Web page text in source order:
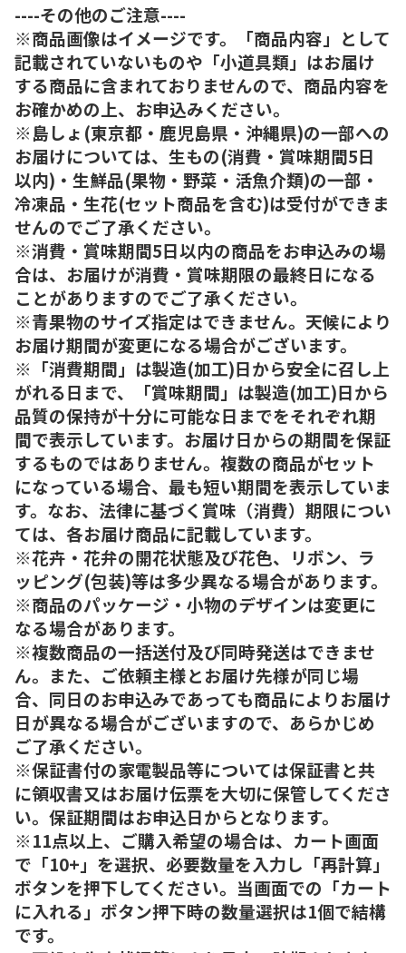
----その他のご注意----
※商品画像はイメージです。「商品内容」として
記載されていないものや「小道具類」はお届け
する商品に含まれておりませんので、商品内容を
お確かめの上、お申込みください。
※島しょ(東京都・鹿児島県・沖縄県)の一部への
お届けについては、生もの(消費・賞味期間5日
以内)・生鮮品(果物・野菜・活魚介類)の一部・
冷凍品・生花(セット商品を含む)は受付ができま
せんのでご了承ください。
※消費・賞味期間5日以内の商品をお申込みの場
合は、お届けが消費・賞味期限の最終日になる
ことがありますのでご了承ください。
※青果物のサイズ指定はできません。天候により
お届け期間が変更になる場合がございます。
※「消費期間」は製造(加工)日から安全に召し上
がれる日まで、「賞味期間」は製造(加工)日から
品質の保持が十分に可能な日までをそれぞれ期
間で表示しています。お届け日からの期間を保証
するものではありません。複数の商品がセット
になっている場合、最も短い期間を表示していま
す。なお、法律に基づく賞味（消費）期限につい
ては、各お届け商品に記載しています。
※花卉・花弁の開花状態及び花色、リボン、ラ
ッピング(包装)等は多少異なる場合があります。
※商品のパッケージ・小物のデザインは変更に
なる場合があります。
※複数商品の一括送付及び同時発送はできませ
ん。また、ご依頼主様とお届け先様が同じ場
合、同日のお申込みであっても商品によりお届け
日が異なる場合がございますので、あらかじめ
ご了承ください。
※保証書付の家電製品等については保証書と共
に領収書又はお届け伝票を大切に保管してくださ
い。保証期間はお申込日からとなります。
※11点以上、ご購入希望の場合は、カート画面
で「10+」を選択、必要数量を入力し「再計算」
ボタンを押下してください。当画面での「カート
に入れる」ボタン押下時の数量選択は1個で結構
です。